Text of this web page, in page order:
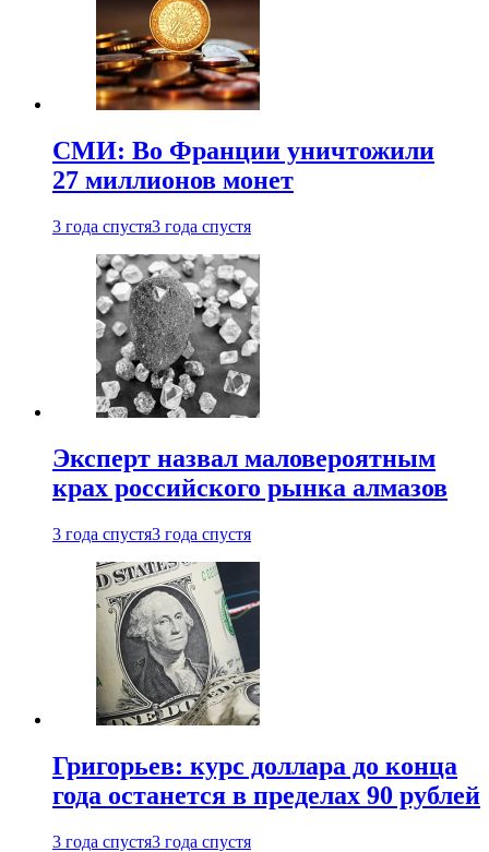
СМИ: Во Франции уничтожили
27 миллионов монет
3 года спустя3 года спустя
Эксперт назвал маловероятным
крах российского рынка алмазов
3 года спустя3 года спустя
Григорьев: курс доллара до конца
года останется в пределах 90 рублей
3 года спустя3 года спустя